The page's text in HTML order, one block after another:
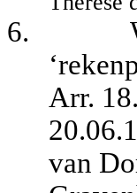
6.
Arr.
van